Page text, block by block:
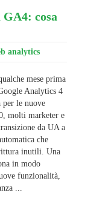
cosa
analytics
mese prima
Analytics 4
le nuove
molti marketer e
da UA a
che
inutili. Una
in modo
funzionalità,
...